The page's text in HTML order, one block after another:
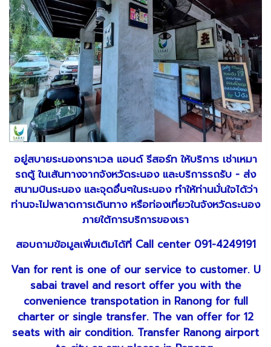
อยู่สบายระนองทราเวล แอนด์ รีสอร์ท ให้บริการ เช่าเหมา
รถตู้ ในเส้นทางจากจังหวัดระนอง และบริการรถรับ - ส่ง
สนามบินระนอง และจุดอื่นๆในระนอง ทำให้ท่านมั่นใจได้ว่า
ท่านจะไม่พลาดการเดินทาง หรือท่องเที่ยวในจังหวัดระนอง
ภายใต้การบริการของเรา
สอบถามข้อมูลเพิ่มเติมได้ที่ Call center 091-4249191
Van for rent is one of our service to customer. U
sabai travel and resort offer you with the
convenience transpotation in Ranong for full
charter or single transfer. The van offer for 12
seats with air condition. Transfer Ranong airport